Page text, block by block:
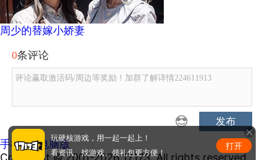
周少的替嫁小娇妻
0条评论
评论赢取激活码/周边等奖励！加群了解详情224611913
发布
手机版|电脑版
玩硬核游戏，用一起一起上！
看资讯、找游戏、领礼包更方便！
打开